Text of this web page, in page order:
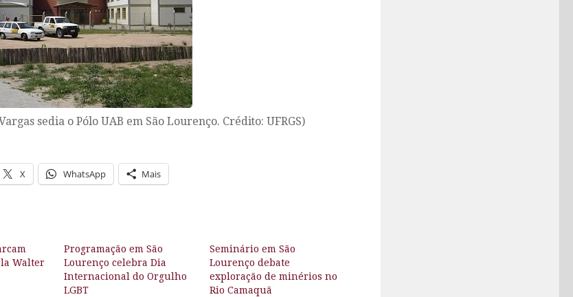
sedia o Pólo UAB em São Lourenço. Crédito: UFRGS)
X WhatsApp Mais
Walter
Programação em São
Lourenço celebra Dia
Internacional do Orgulho
LGBT
Seminário em São
Lourenço debate
exploração de minérios no
Rio Camaquã